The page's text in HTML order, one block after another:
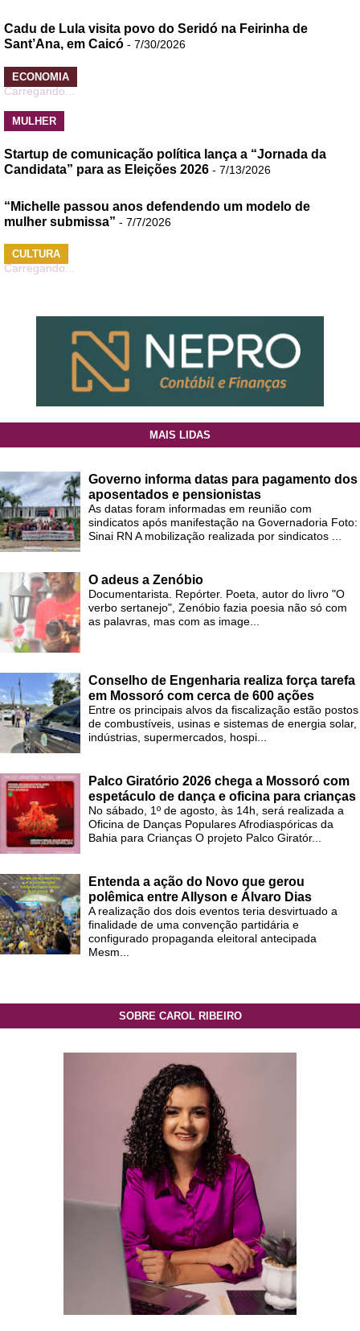
Cadu de Lula visita povo do Seridó na Feirinha de
Sant’Ana, em Caicó - 7/30/2026
ECONOMIA
Carregando...
MULHER
Startup de comunicação política lança a “Jornada da
Candidata” para as Eleições 2026 - 7/13/2026
“Michelle passou anos defendendo um modelo de
mulher submissa” - 7/7/2026
CULTURA
Carregando...
MAIS LIDAS
Governo informa datas para pagamento dos
aposentados e pensionistas
As datas foram informadas em reunião com
sindicatos após manifestação na Governadoria Foto:
Sinai RN A mobilização realizada por sindicatos ...
O adeus a Zenóbio
Documentarista. Repórter. Poeta, autor do livro "O
verbo sertanejo", Zenóbio fazia poesia não só com
as palavras, mas com as image...
Conselho de Engenharia realiza força tarefa
em Mossoró com cerca de 600 ações
Entre os principais alvos da fiscalização estão postos
de combustíveis, usinas e sistemas de energia solar,
indústrias, supermercados, hospi...
Palco Giratório 2026 chega a Mossoró com
espetáculo de dança e oficina para crianças
No sábado, 1º de agosto, às 14h, será realizada a
Oficina de Danças Populares Afrodiaspóricas da
Bahia para Crianças O projeto Palco Giratór...
Entenda a ação do Novo que gerou
polêmica entre Allyson e Álvaro Dias
A realização dos dois eventos teria desvirtuado a
finalidade de uma convenção partidária e
configurado propaganda eleitoral antecipada
Mesm...
SOBRE CAROL RIBEIRO